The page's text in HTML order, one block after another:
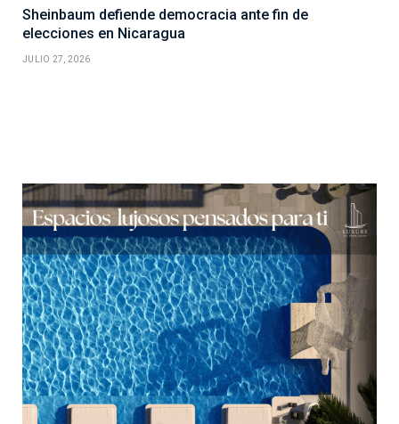
Sheinbaum defiende democracia ante fin de
elecciones en Nicaragua
JULIO 27, 2026